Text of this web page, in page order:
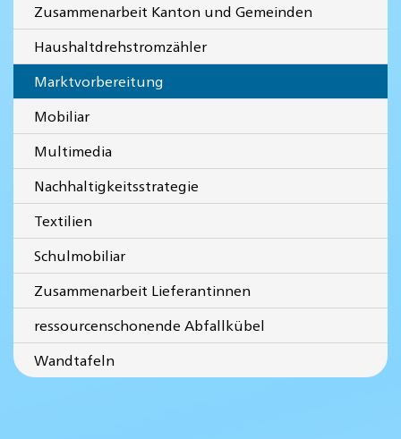
Zusammenarbeit Kanton und Gemeinden
Haushaltdrehstromzähler
Marktvorbereitung
Mobiliar
Multimedia
Nachhaltigkeitsstrategie
Textilien
Schulmobiliar
Zusammenarbeit Lieferantinnen
ressourcenschonende Abfallkübel
Wandtafeln